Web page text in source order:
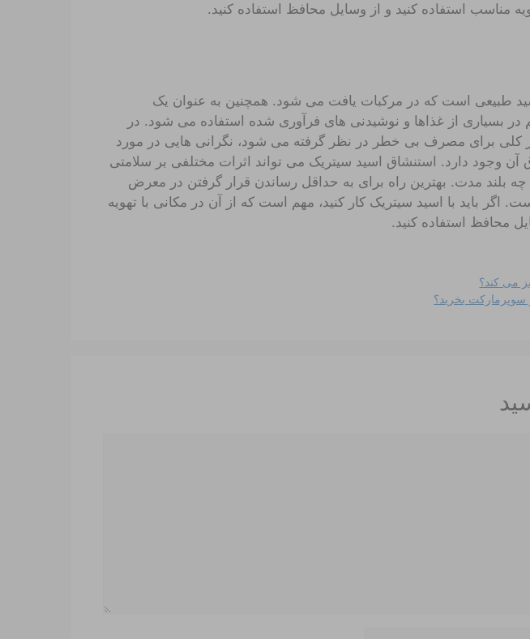
مناسب استفاده کنید و از وسایل محافظ استفاده کنید.
طبیعی است که در مرکبات یافت می شود. همچنین به عنوان یک
در بسیاری از غذاها و نوشیدنی های فرآوری شده استفاده می شود. در
کلی برای مصرف بی خطر در نظر گرفته می شود، نگرانی هایی در مورد
آن وجود دارد. استنشاق اسید سیتریک می تواند اثرات مختلفی بر سلامتی
بلند مدت. بهترین راه برای به حداقل رساندن قرار گرفتن در معرض
اگر باید با اسید سیتریک کار کنید، مهم است که از آن در مکانی با تهویه
محافظ استفاده کنید.
می کند؟
سوپرمارکت بخرید؟